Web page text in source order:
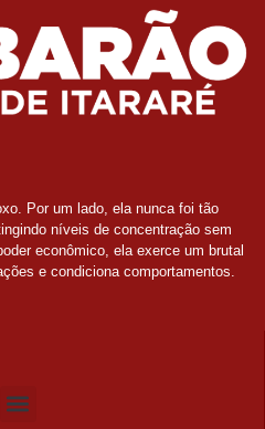
Por um lado, ela nunca foi tão
níveis de concentração sem
econômico, ela exerce um brutal
e condiciona comportamentos.